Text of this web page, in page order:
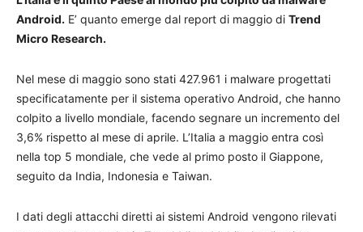
Android. E’ quanto emerge dal report di maggio di Trend
Micro Research.
Nel mese di maggio sono stati 427.961 i malware progettati
specificatamente per il sistema operativo Android, che hanno
colpito a livello mondiale, facendo segnare un incremento del
3,6% rispetto al mese di aprile. L’Italia a maggio entra così
nella top 5 mondiale, che vede al primo posto il Giappone,
seguito da India, Indonesia e Taiwan.
I dati degli attacchi diretti ai sistemi Android vengono rilevati